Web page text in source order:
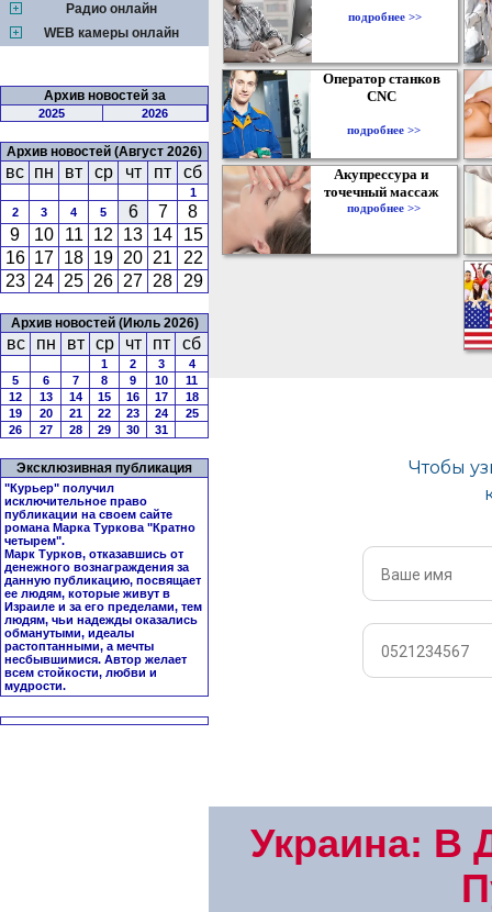
Радио онлайн
WEB камеры онлайн
Архив новостей за
2025 2026
Архив новостей (Август 2026)
вс пн вт ср чт пт сб
1
2
3 4 5 6 7
8
9
10 11 12 13 14
15
16 17 18 19 20 21
22
23 24 25 26 27 28 29
Архив новостей (Июль 2026)
вс пн вт ср чт пт сб
1 2 3
4
5
6 7 8 9 10
11
12
13 14 15 16 17
18
19
20 21 22 23 24
25
26
27 28 29 30 31
Эксклюзивная публикация
"Курьер" получил
исключительное право
публикации на своем сайте
романа Марка Туркова "Кратно
четырем".
Марк Турков, отказавшись от
денежного вознаграждения за
данную публикацию, посвящает
ее людям, которые живут в
Израиле и за его пределами, тем
людям, чьи надежды оказались
обманутыми, идеалы
растоптанными, а мечты
несбывшимися. Автор желает
всем стойкости, любви и
мудрости.
подробнее >>
Оператор станков
CNC
подробнее >>
Акупрессура и
точечный массаж
подробнее >>
Украина: В